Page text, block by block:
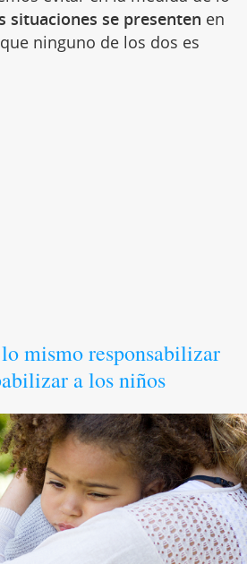
situaciones se presenten en
ninguno de los dos es
mismo responsabilizar
a los niños